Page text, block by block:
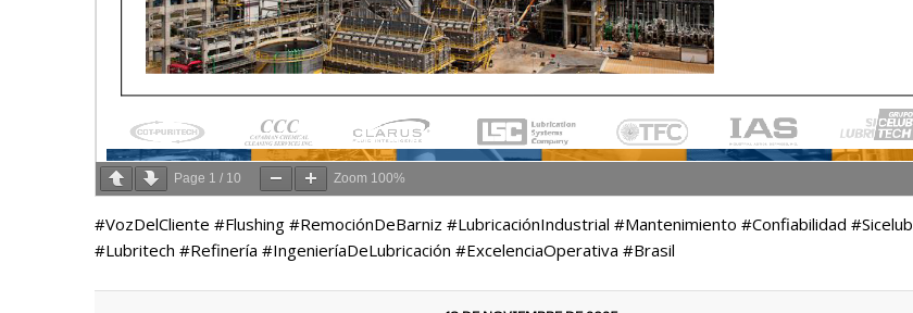
Page 1 / 10 Zoom 100%
#VozDelCliente #Flushing #RemociónDeBarniz #LubricaciónIndustrial #Mantenimiento #Confiabilidad #Sicelub
#Lubritech #Refinería #IngenieríaDeLubricación #ExcelenciaOperativa #Brasil